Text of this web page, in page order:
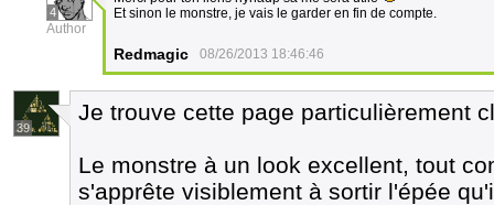
4
Author
Et sinon le monstre, je vais le garder en fin de compte.
Redmagic 08/26/2013 18:46:46
39
Je trouve cette page particulièrement
Le monstre à un look excellent, tout
s'apprête visiblement à sortir l'épée